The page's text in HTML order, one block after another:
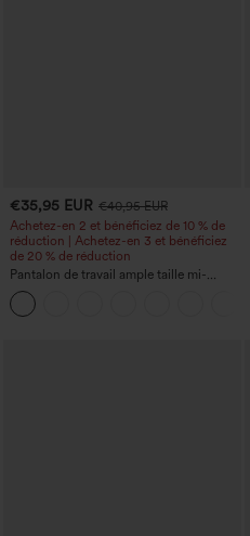
€35,95 EUR €40,95 EUR
Achetez-en 2 et bénéficiez de 10 % de
réduction | Achetez-en 3 et bénéficiez
de 20 % de réduction
Pantalon de travail ample taille mi-
haute, coupe « barrel » (jambe en forme
de tonneau) avec poches